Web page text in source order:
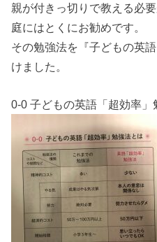
親が付きっ切りで教える必
庭にはとくにお勧めです。
その勉強法を『子どもの英
けました。
0-0 子どもの英語「超効率」